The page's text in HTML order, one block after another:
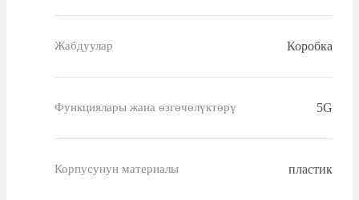
Жабдуулар Коробка
Функциялары жана өзгөчөлүктөрү 5G
Корпусунун материалы пластик